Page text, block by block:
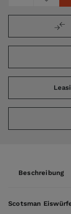
Beschreibung
Scotsman